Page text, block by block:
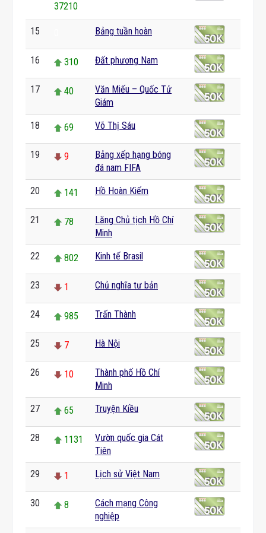
37210
15 Bảng tuần hoàn
16 310 Đất phương Nam
17 40
Văn Miếu – Quốc Tử
Giám
18 69 Võ Thị Sáu
19 9
Bảng xếp hạng bóng
đá nam FIFA
20 141 Hồ Hoàn Kiếm
21 78
Lăng Chủ tịch Hồ Chí
Minh
22 802 Kinh tế Brasil
23 1 Chủ nghĩa tư bản
24 985 Trấn Thành
25 7 Hà Nội
26 10
Thành phố Hồ Chí
Minh
27 65 Truyện Kiều
28 1131
Vườn quốc gia Cát
Tiên
29 1 Lịch sử Việt Nam
30 8
Cách mạng Công
nghiệp